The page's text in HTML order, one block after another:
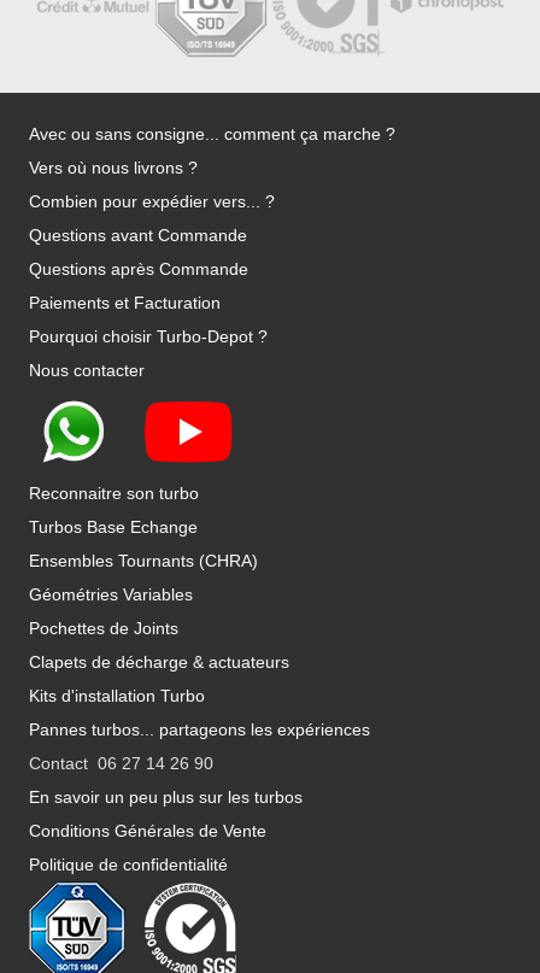
Avec ou sans consigne... comment ça marche ?
Vers où nous livrons ?
Combien pour expédier vers... ?
Questions avant Commande
Questions après Commande
Paiements et Facturation
Pourquoi choisir Turbo-Depot ?
Nous contacter
Reconnaitre son turbo
Turbos Base Echange
Ensembles Tournants (CHRA)
Géométries Variables
Pochettes de Joints
Clapets de décharge & actuateurs
Kits d'installation Turbo
Pannes turbos... partageons les expériences
Contact 06 27 14 26 90
En savoir un peu plus sur les turbos
Conditions Générales de Vente
Politique de confidentialité